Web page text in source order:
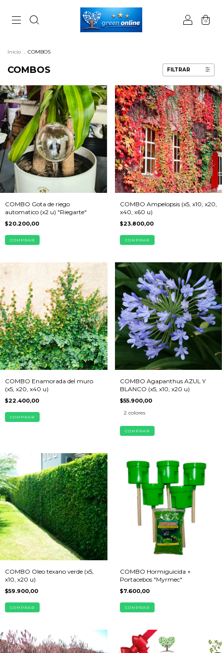
0
Inicio . COMBOS
COMBOS FILTRAR
COMBO Gota de riego
automatico (x2 u) "Riegarte"
$20.200,00
COMPRAR
COMBO Ampelopsis (x5, x10, x20,
x40, x60 u)
$23.800,00
COMPRAR
COMBO Enamorada del muro
(x5, x20, x40 u)
$22.400,00
COMPRAR
COMBO Agapanthus AZUL Y
BLANCO (x5, x10, x20 u)
$55.900,00
2 colores
COMPRAR
COMBO Oleo texano verde (x5,
x10, x20 u)
$59.900,00
COMPRAR
COMBO Hormiguicida +
Portacebos "Myrmec"
$7.600,00
COMPRAR